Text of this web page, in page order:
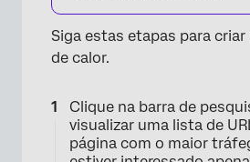
Siga estas etapas para
de calor.
Clique na barra de
visualizar uma lista de
página com o maior